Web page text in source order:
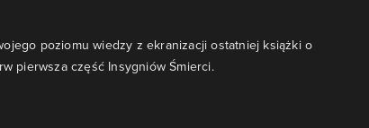
poziomu wiedzy z ekranizacji ostatniej książki o
pierwsza część Insygniów Śmierci.